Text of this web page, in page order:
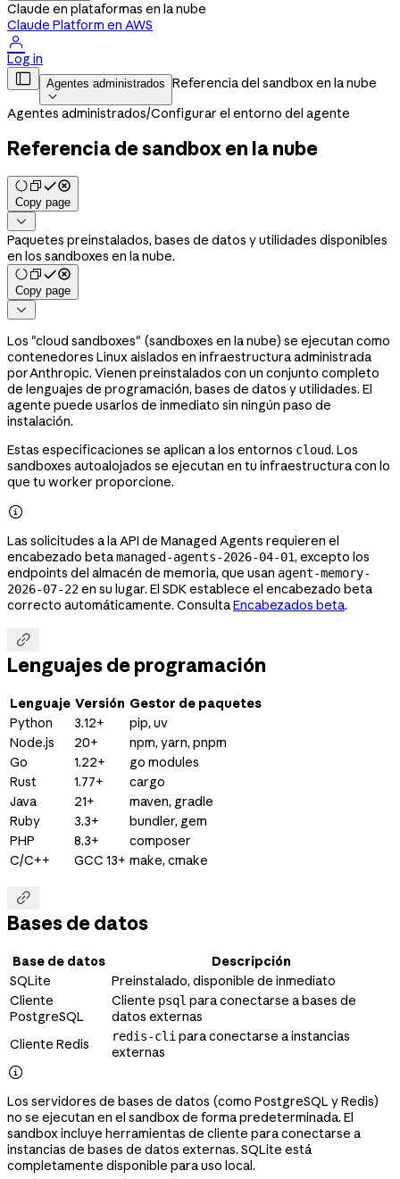
Claude en plataformas en la nube
Claude Platform en AWS

Log in
 Agentes administrados

Referencia del sandbox en la nube
Agentes administrados/Configurar el entorno del agente
Referencia de sandbox en la nube
Copy page

Paquetes preinstalados, bases de datos y utilidades disponibles
en los sandboxes en la nube.
Copy page

Los "cloud sandboxes" (sandboxes en la nube) se ejecutan como
contenedores Linux aislados en infraestructura administrada
por Anthropic. Vienen preinstalados con un conjunto completo
de lenguajes de programación, bases de datos y utilidades. El
agente puede usarlos de inmediato sin ningún paso de
instalación.
Estas especificaciones se aplican a los entornos cloud. Los
sandboxes autoalojados se ejecutan en tu infraestructura con lo
que tu worker proporcione.

Las solicitudes a la API de Managed Agents requieren el
encabezado betamanaged-agents-2026-04-01, excepto los
endpoints del almacén de memoria, que usan agent-memory-
2026-07-22en su lugar. El SDK establece el encabezado beta
correcto automáticamente. ConsultaEncabezados beta.

Lenguajes de programación
Lenguaje Versión Gestor de paquetes
Python
3.12+
pip, uv
Node.js
20+
npm, yarn, pnpm
Go
1.22+
go modules
Rust
1.77+
cargo
Java
21+
maven, gradle
Ruby
3.3+
bundler, gem
PHP
8.3+
composer
C/C++
GCC 13+ make, cmake

Bases de datos
Base de datos
Descripción
SQLite
Preinstalado, disponible de inmediato
Cliente
PostgreSQL
Cliente psql para conectarse a bases de
datos externas
Cliente Redis
redis-cli para conectarse a instancias
externas

Los servidores de bases de datos (como PostgreSQL y Redis)
no se ejecutan en el sandbox de forma predeterminada. El
sandbox incluye herramientas de cliente para conectarse a
instancias de bases de datos externas. SQLite está
completamente disponible para uso local.